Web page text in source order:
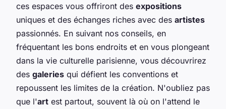
ces espaces vous offriront des expositions
uniques et des échanges riches avec des artistes
passionnés. En suivant nos conseils, en
fréquentant les bons endroits et en vous plongeant
dans la vie culturelle parisienne, vous découvrirez
des galeries qui défient les conventions et
repoussent les limites de la création. N'oubliez pas
que l'art est partout, souvent là où on l'attend le